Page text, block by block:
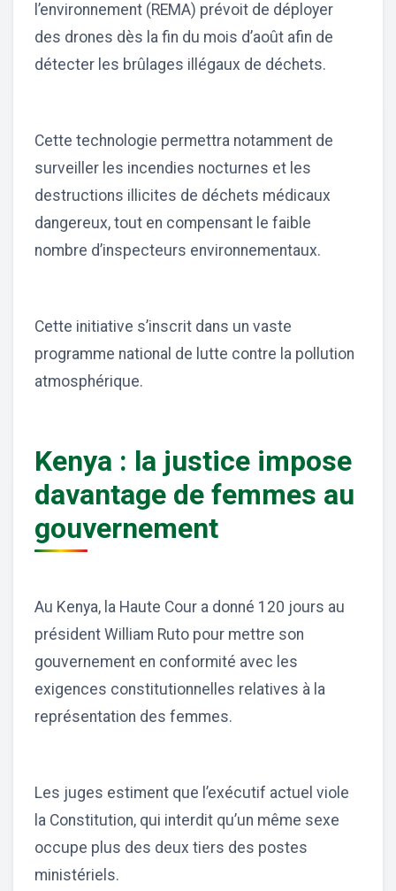
l’environnement (REMA) prévoit de déployer
des drones dès la fin du mois d’août afin de
détecter les brûlages illégaux de déchets.
Cette technologie permettra notamment de
surveiller les incendies nocturnes et les
destructions illicites de déchets médicaux
dangereux, tout en compensant le faible
nombre d’inspecteurs environnementaux.
Cette initiative s’inscrit dans un vaste
programme national de lutte contre la pollution
atmosphérique.
Kenya : la justice impose
davantage de femmes au
gouvernement
Au Kenya, la Haute Cour a donné 120 jours au
président William Ruto pour mettre son
gouvernement en conformité avec les
exigences constitutionnelles relatives à la
représentation des femmes.
Les juges estiment que l’exécutif actuel viole
la Constitution, qui interdit qu’un même sexe
occupe plus des deux tiers des postes
ministériels.